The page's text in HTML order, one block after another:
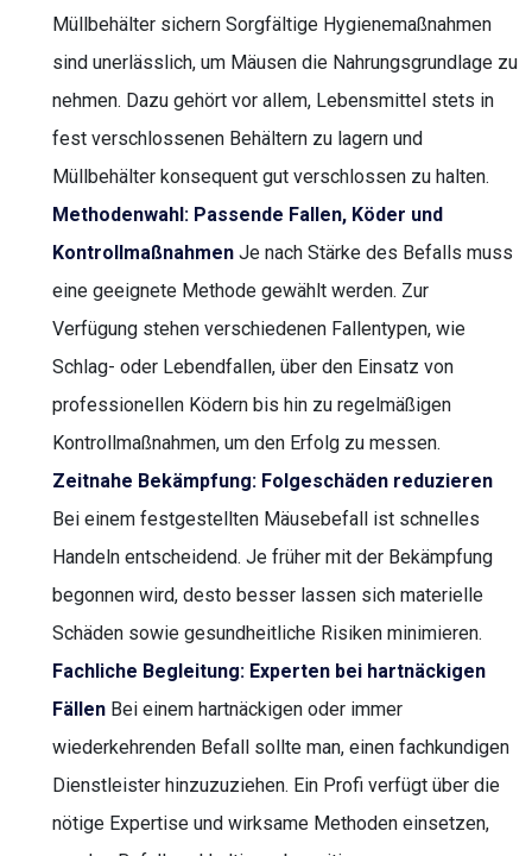
Müllbehälter sichern Sorgfältige Hygienemaßnahmen
sind unerlässlich, um Mäusen die Nahrungsgrundlage zu
nehmen. Dazu gehört vor allem, Lebensmittel stets in
fest verschlossenen Behältern zu lagern und
Müllbehälter konsequent gut verschlossen zu halten.
Methodenwahl: Passende Fallen, Köder und
Kontrollmaßnahmen Je nach Stärke des Befalls muss
eine geeignete Methode gewählt werden. Zur
Verfügung stehen verschiedenen Fallentypen, wie
Schlag- oder Lebendfallen, über den Einsatz von
professionellen Ködern bis hin zu regelmäßigen
Kontrollmaßnahmen, um den Erfolg zu messen.
Zeitnahe Bekämpfung: Folgeschäden reduzieren
Bei einem festgestellten Mäusebefall ist schnelles
Handeln entscheidend. Je früher mit der Bekämpfung
begonnen wird, desto besser lassen sich materielle
Schäden sowie gesundheitliche Risiken minimieren.
Fachliche Begleitung: Experten bei hartnäckigen
Fällen Bei einem hartnäckigen oder immer
wiederkehrenden Befall sollte man, einen fachkundigen
Dienstleister hinzuzuziehen. Ein Profi verfügt über die
nötige Expertise und wirksame Methoden einsetzen,